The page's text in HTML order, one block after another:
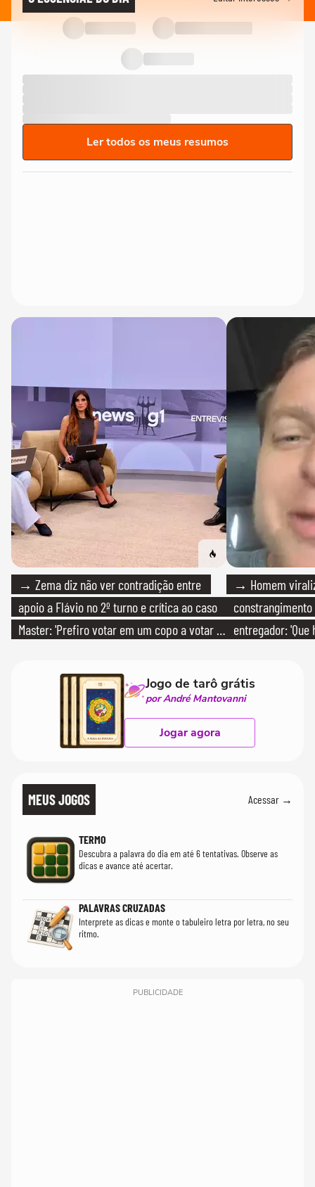
Ler todos os meus resumos
→ Zema diz não ver contradição entre
apoio a Flávio no 2º turno e crítica ao caso
Master: 'Prefiro votar em um copo a votar no
→ Homem
entregador: 'Que
Jogo de tarô grátis
por André Mantovanni
Jogar agora
MEUS JOGOS Acessar →
TERMO
Descubra a palavra do dia em até 6 tentativas. Observe as
dicas e avance até acertar.
PALAVRAS CRUZADAS
Interprete as dicas e monte o tabuleiro letra por letra, no seu
ritmo.
PUBLICIDADE